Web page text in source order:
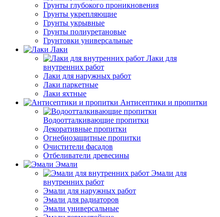
Грунты глубокого проникновения
Грунты укрепляющие
Грунты укрывные
Грунты полиуретановые
Грунтовки универсальные
Лаки
Лаки для
внутренних работ
Лаки для наружных работ
Лаки паркетные
Лаки яхтные
Антисептики и пропитки
Водоотталкивающие пропитки
Декоративные пропитки
Огнебиозащитные пропитки
Очистители фасадов
Отбеливатели древесины
Эмали
Эмали для
внутренних работ
Эмали для наружных работ
Эмали для радиаторов
Эмали универсальные